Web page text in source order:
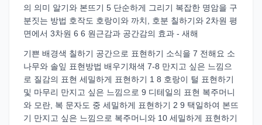
의 의미 알기와 본뜨기 5 단순하게 그리기 복잡한 명암을 구
분짓는 방법 호작도 호랑이와 까치, 호분 칠하기와 2차원 평
면에서 3차원 6 6 원근감과 공간감의 효과 - 새해
기쁜 배경색 칠하기 공간으로 표현하기 소식을 7 전해요 소
나무와 솔잎 표현방법 배우기채색 7-8 만지고 싶은 느낌으
로 질감의 표현 세밀하게 표현하기 1 8 호랑이 털 표현하기
및 마무리 만지고 싶은 느낌으로 9 디테일의 표현 복주머니
와 모란, 복 문자도 중 세밀하게 표현하기 2 9 택일하여 본뜨
기 만지고 싶은 느낌으로 복주머니와 10 세밀하게 표현하기